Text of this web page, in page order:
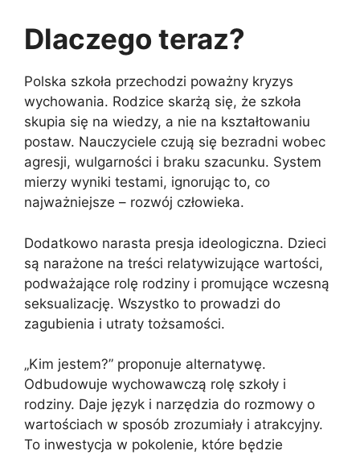
Dlaczego teraz?
Polska szkoła przechodzi poważny kryzys
wychowania. Rodzice skarżą się, że szkoła
skupia się na wiedzy, a nie na kształtowaniu
postaw. Nauczyciele czują się bezradni wobec
agresji, wulgarności i braku szacunku. System
mierzy wyniki testami, ignorując to, co
najważniejsze – rozwój człowieka.
Dodatkowo narasta presja ideologiczna. Dzieci
są narażone na treści relatywizujące wartości,
podważające rolę rodziny i promujące wczesną
seksualizację. Wszystko to prowadzi do
zagubienia i utraty tożsamości.
„Kim jestem?” proponuje alternatywę.
Odbudowuje wychowawczą rolę szkoły i
rodziny. Daje język i narzędzia do rozmowy o
wartościach w sposób zrozumiały i atrakcyjny.
To inwestycja w pokolenie, które będzie